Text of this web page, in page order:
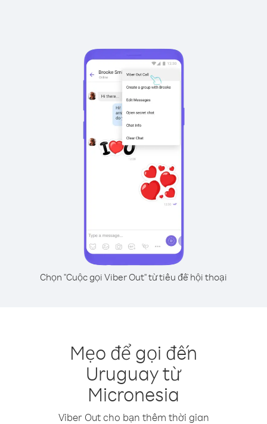
Chọn "Cuộc gọi Viber Out" từ tiêu đề hội thoại
Mẹo để gọi đến
Uruguay từ
Micronesia
Viber Out cho bạn thêm thời gian